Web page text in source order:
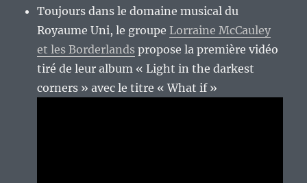
Toujours dans le domaine musical du
Royaume Uni, le groupe Lorraine McCauley
et les Borderlands propose la première vidéo
tiré de leur album « Light in the darkest
corners » avec le titre « What if »